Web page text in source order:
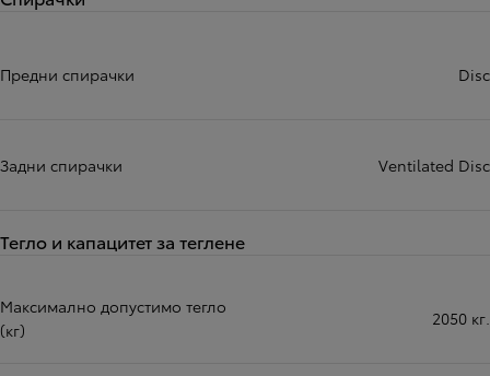
Предни спирачки Disc
Задни спирачки Ventilated Disc
Тегло и капацитет за теглене
Максимално допустимо тегло
(кг)
2050 кг.